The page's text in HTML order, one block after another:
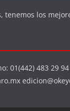
tenemos los
01(442) 483 29 94